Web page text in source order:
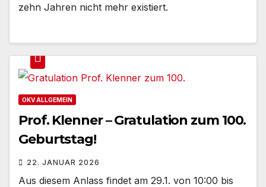
zehn Jahren nicht mehr existiert.
OKV ALLGEMEIN
Prof. Klenner – Gratulation zum 100.
Geburtstag!
22. JANUAR 2026
Aus diesem Anlass findet am 29.1. von 10:00 bis